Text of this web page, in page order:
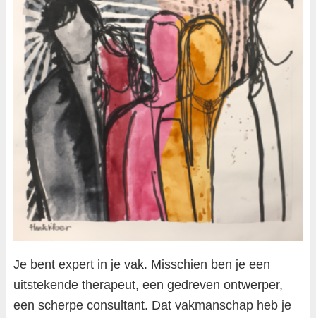
Je bent expert in je vak. Misschien ben je een
uitstekende therapeut, een gedreven ontwerper,
een scherpe consultant. Dat vakmanschap heb je